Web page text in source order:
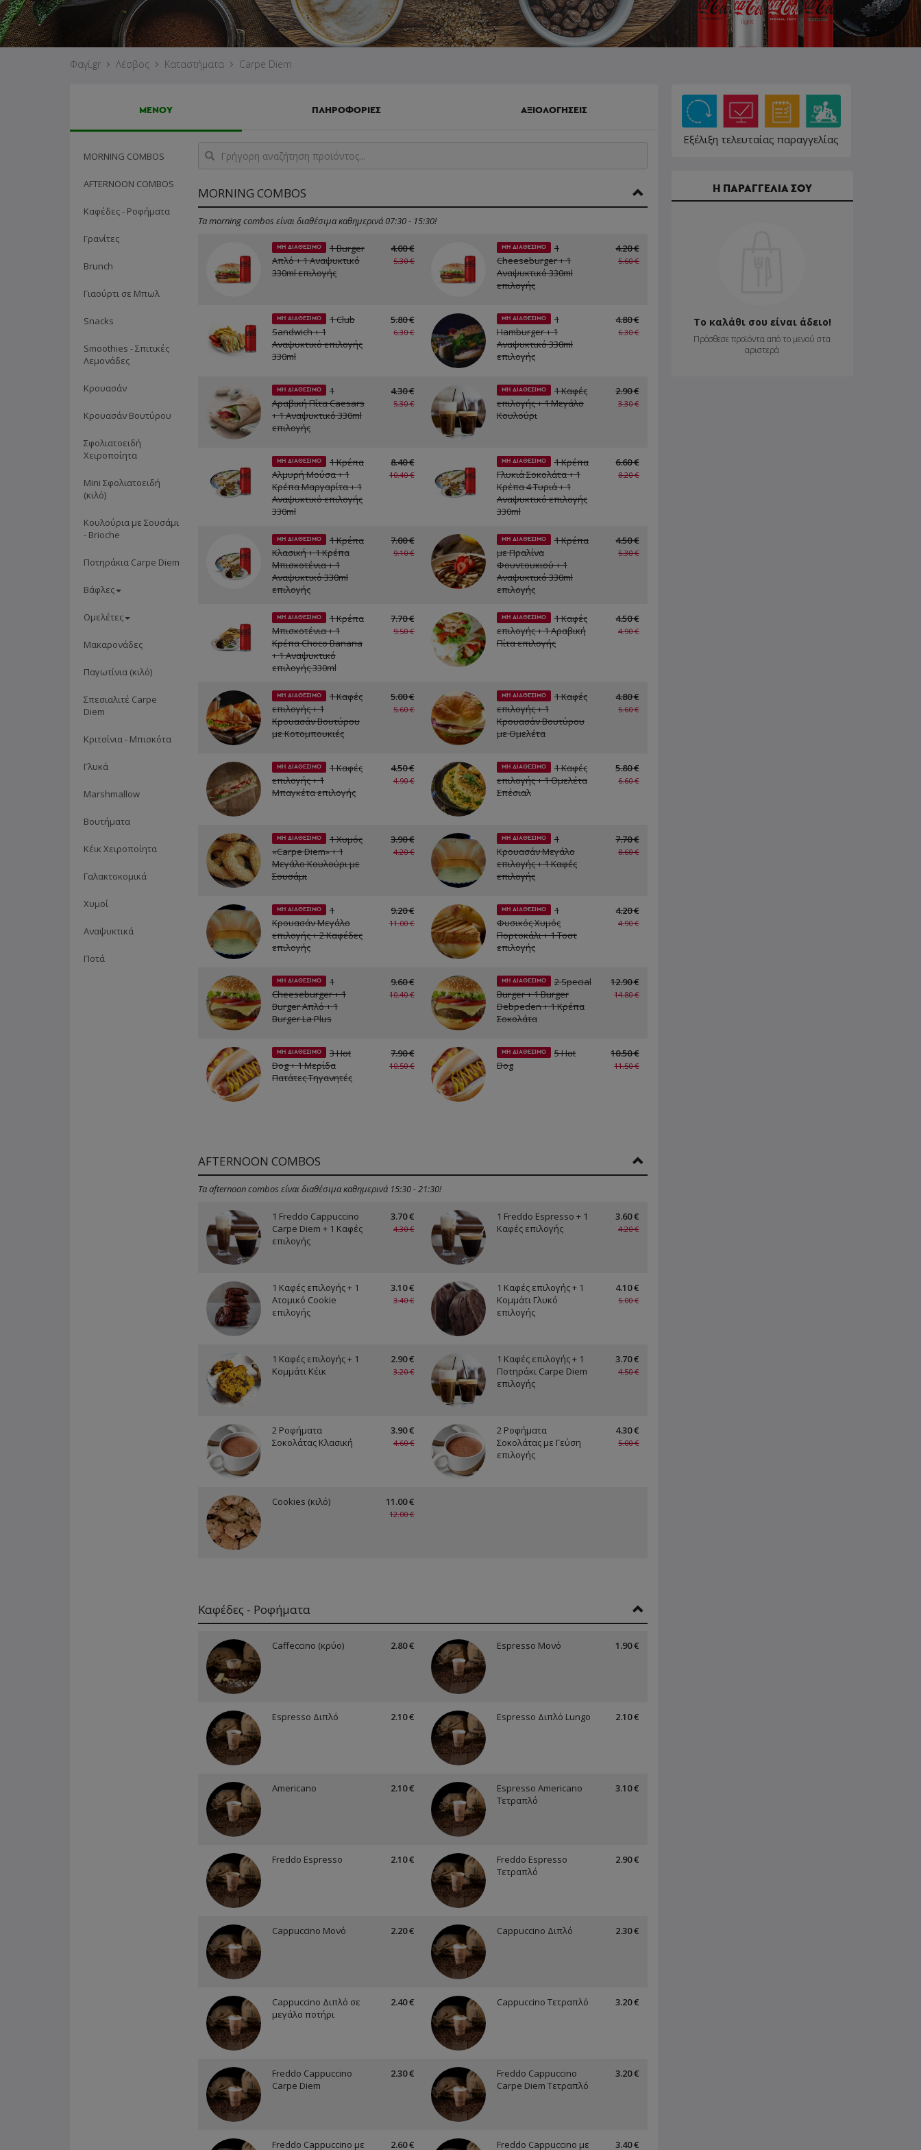
Φαγί.gr Λέσβος Καταστήματα Carpe Diem
ΜΕΝΟΥ ΠΛΗΡΟΦΟΡΙΕΣ ΑΞΙΟΛΟΓΗΣΕΙΣ
MORNING COMBOS
AFTERNOON COMBOS
Καφέδες - Ροφήματα
Γρανίτες
Brunch
Γιαούρτι σε Μπωλ
Snacks
Smoothies - Σπιτικές
Λεμονάδες
Κρουασάν
Κρουασάν Βουτύρου
Σφολιατοειδή
Χειροποίητα
Mini Σφολιατοειδή
(κιλό)
Κουλούρια με Σουσάμι
- Brioche
Ποτηράκια Carpe Diem
Βάφλες
Ομελέτες
Μακαρονάδες
Παγωτίνια (κιλό)
Σπεσιαλιτέ Carpe
Diem
Κριτσίνια - Μπισκότα
Γλυκά
Marshmallow
Βουτήματα
Κέικ Χειροποίητα
Γαλακτοκομικά
Χυμοί
Αναψυκτικά
Ποτά
Γρήγορη
αναζήτηση
προϊόντος...
MORNING COMBOS
Τα morning combos είναι διαθέσιμα καθημερινά 07:30 - 15:30!
ΜΗ ΔΙΑΘΕΣΙΜΟ
1 Burger
Απλό + 1 Αναψυκτικό
330ml επιλογής
4.00 €
5.30 €
ΜΗ ΔΙΑΘΕΣΙΜΟ
1
Cheeseburger + 1
Αναψυκτικό 330ml
επιλογής
4.20 €
5.60 €
ΜΗ ΔΙΑΘΕΣΙΜΟ
1 Club
Sandwich + 1
Αναψυκτικό επιλογής
330ml
5.80 €
6.30 €
ΜΗ ΔΙΑΘΕΣΙΜΟ
1
Hamburger + 1
Αναψυκτικό 330ml
επιλογής
4.80 €
6.30 €
ΜΗ ΔΙΑΘΕΣΙΜΟ
1
Αραβική Πίτα Caesars
+ 1 Αναψυκτικό 330ml
επιλογής
4.30 €
5.30 €
ΜΗ ΔΙΑΘΕΣΙΜΟ
1 Καφές
επιλογής + 1 Μεγάλο
Κουλούρι
2.90 €
3.30 €
ΜΗ ΔΙΑΘΕΣΙΜΟ
1 Κρέπα
Αλμυρή Μούσα + 1
Κρέπα Μαργαρίτα + 1
Αναψυκτικό επιλογής
330ml
8.40 €
10.40 €
ΜΗ ΔΙΑΘΕΣΙΜΟ
1 Κρέπα
Γλυκιά Σοκολάτα + 1
Κρέπα 4 Τυριά + 1
Αναψυκτικό επιλογής
330ml
6.60 €
8.20 €
ΜΗ ΔΙΑΘΕΣΙΜΟ
1 Κρέπα
Κλασική + 1 Κρέπα
Μπισκοτένια + 1
Αναψυκτικό 330ml
επιλογής
7.00 €
9.10 €
ΜΗ ΔΙΑΘΕΣΙΜΟ
1 Κρέπα
με Πραλίνα
Φουντουκιού + 1
Αναψυκτικό 330ml
επιλογής
4.50 €
5.30 €
ΜΗ ΔΙΑΘΕΣΙΜΟ
1 Κρέπα
Μπισκοτένια + 1
Κρέπα Choco Banana
+ 1 Αναψυκτικό
επιλογής 330ml
7.70 €
9.50 €
ΜΗ ΔΙΑΘΕΣΙΜΟ
1 Καφές
επιλογής + 1 Αραβική
Πίτα επιλογής
4.50 €
4.90 €
ΜΗ ΔΙΑΘΕΣΙΜΟ
1 Καφές
επιλογής + 1
Κρουασάν Βουτύρου
με Κοτομπουκιές
5.00 €
5.60 €
ΜΗ ΔΙΑΘΕΣΙΜΟ
1 Καφές
επιλογής + 1
Κρουασάν Βουτύρου
με Ομελέτα
4.80 €
5.60 €
ΜΗ ΔΙΑΘΕΣΙΜΟ
1 Καφές
επιλογής + 1
Μπαγκέτα επιλογής
4.50 €
4.90 €
ΜΗ ΔΙΑΘΕΣΙΜΟ
1 Καφές
επιλογής + 1 Ομελέτα
Σπέσιαλ
5.80 €
6.60 €
ΜΗ ΔΙΑΘΕΣΙΜΟ
1 Χυμός
«Carpe Diem» + 1
Μεγάλο Κουλούρι με
Σουσάμι
3.90 €
4.20 €
ΜΗ ΔΙΑΘΕΣΙΜΟ
1
Κρουασάν Μεγάλο
επιλογής + 1 Καφές
επιλογής
7.70 €
8.60 €
ΜΗ ΔΙΑΘΕΣΙΜΟ
1
Κρουασάν Μεγάλο
επιλογής + 2 Καφέδες
επιλογής
9.20 €
11.00 €
ΜΗ ΔΙΑΘΕΣΙΜΟ
1
Φυσικός Χυμός
Πορτοκάλι + 1 Τοστ
επιλογής
4.20 €
4.90 €
ΜΗ ΔΙΑΘΕΣΙΜΟ
1
Cheeseburger + 1
Burger Απλό + 1
Burger La Plus
9.60 €
10.40 €
ΜΗ ΔΙΑΘΕΣΙΜΟ
2 Special
Burger + 1 Burger
Debpeden + 1 Κρέπα
Σοκολάτα
12.90 €
14.80 €
ΜΗ ΔΙΑΘΕΣΙΜΟ
3 Hot
Dog + 1 Μερίδα
Πατάτες Τηγανητές
7.90 €
10.50 €
ΜΗ ΔΙΑΘΕΣΙΜΟ
5 Hot
Dog
10.50 €
11.50 €
AFTERNOON COMBOS
Τα afternoon combos είναι διαθέσιμα καθημερινά 15:30 - 21:30!
1 Freddo Cappuccino
Carpe Diem + 1 Καφές
επιλογής
3.70 €
4.30 €
1 Freddo Espresso + 1
Καφές επιλογής
3.60 €
4.20 €
1 Καφές επιλογής + 1
Ατομικό Cookie
επιλογής
3.10 €
3.40 €
1 Καφές επιλογής + 1
Κομμάτι Γλυκό
επιλογής
4.10 €
5.00 €
1 Καφές επιλογής + 1
Κομμάτι Κέικ
2.90 €
3.20 €
1 Καφές επιλογής + 1
Ποτηράκι Carpe Diem
επιλογής
3.70 €
4.50 €
2 Ροφήματα
Σοκολάτας Κλασική
3.90 €
4.60 €
2 Ροφήματα
Σοκολάτας με Γεύση
επιλογής
4.30 €
5.00 €
Cookies (κιλό) 11.00 €
12.00 €
Καφέδες - Ροφήματα
Caffeccino (κρύο) 2.80 € Espresso Μονό 1.90 €
Espresso Διπλό 2.10 € Espresso Διπλό Lungo 2.10 €
Americano 2.10 €
Espresso Americano
Τετραπλό
3.10 €
Freddo Espresso 2.10 €
Freddo Espresso
Τετραπλό
2.90 €
Cappuccino Μονό 2.20 € Cappuccino Διπλό 2.30 €
Cappuccino Διπλό σε
μεγάλο ποτήρι
2.40 € Cappuccino Τετραπλό 3.20 €
Freddo Cappuccino
Carpe Diem
2.30 €
Freddo Cappuccino
Carpe Diem Τετραπλό
3.20 €
Freddo Cappuccino με 2.60 € Freddo Cappuccino με 3.40 €
Εξέλιξη τελευταίας παραγγελίας
Η ΠΑΡΑΓΓΕΛΙΑ ΣΟΥ
Το καλάθι σου είναι άδειο!
Πρόσθεσε προϊόντα από το μενού στα
αριστερά